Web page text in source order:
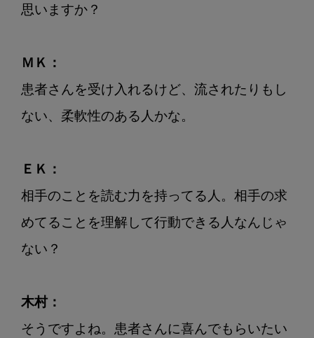
思いますか？
ＭＫ：
患者さんを受け入れるけど、流されたりもし
ない、柔軟性のある人かな。
ＥＫ：
相手のことを読む力を持ってる人。相手の求
めてることを理解して行動できる人なんじゃ
ない？
木村：
そうですよね。患者さんに喜んでもらいたい